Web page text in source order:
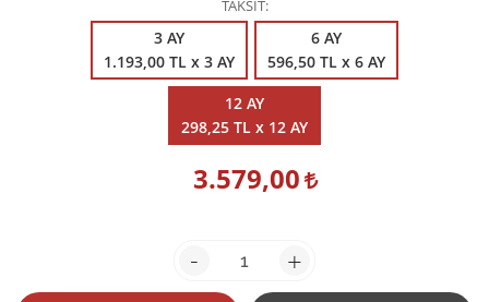
TAKSİT
3 AY
1.193,00 TL x 3 AY
6 AY
596,50 TL x 6 AY
12 AY
298,25 TL x 12 AY
3.579,00
- +